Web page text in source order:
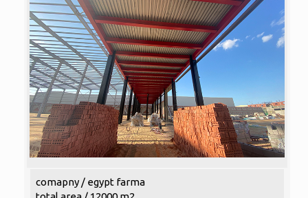
comapny / egypt farma